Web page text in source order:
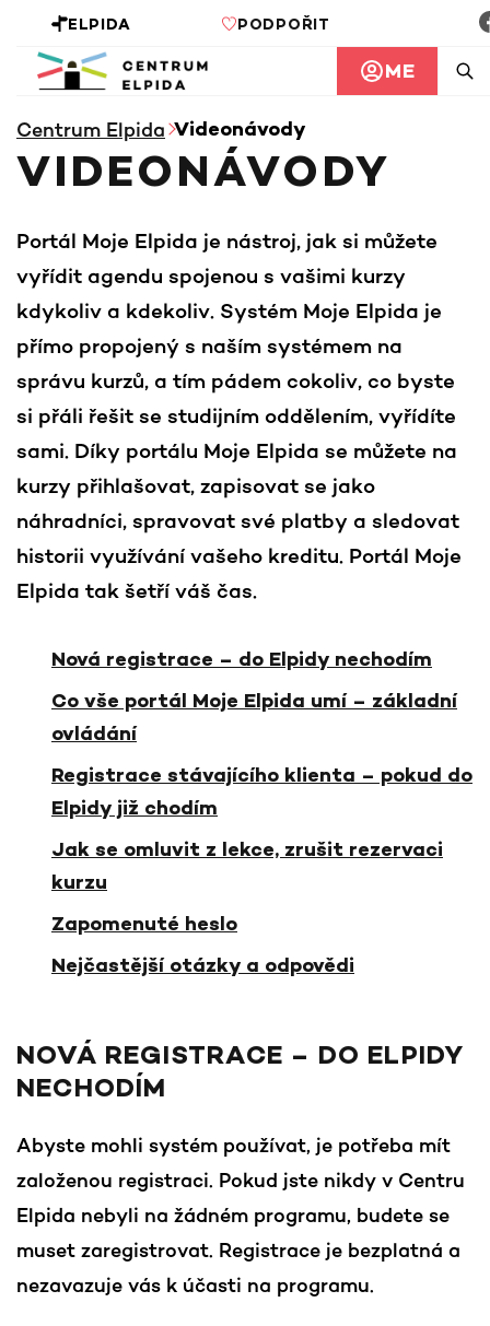
ELPIDA PODPOŘIT
ME
Centrum Elpida Videonávody
VIDEONÁVODY
Portál Moje Elpida je nástroj, jak si můžete
vyřídit agendu spojenou s vašimi kurzy
kdykoliv a kdekoliv. Systém Moje Elpida je
přímo propojený s naším systémem na
správu kurzů, a tím pádem cokoliv, co byste
si přáli řešit se studijním oddělením, vyřídíte
sami. Díky portálu Moje Elpida se můžete na
kurzy přihlašovat, zapisovat se jako
náhradníci, spravovat své platby a sledovat
historii využívání vašeho kreditu. Portál Moje
Elpida tak šetří váš čas.
Nová registrace – do Elpidy nechodím
Co vše portál Moje Elpida umí – základní
ovládání
Registrace stávajícího klienta – pokud do
Elpidy již chodím
Jak se omluvit z lekce, zrušit rezervaci
kurzu
Zapomenuté heslo
Nejčastější otázky a odpovědi
NOVÁ REGISTRACE – DO ELPIDY
NECHODÍM
Abyste mohli systém používat, je potřeba mít
založenou registraci. Pokud jste nikdy v Centru
Elpida nebyli na žádném programu, budete se
muset zaregistrovat. Registrace je bezplatná a
nezavazuje vás k účasti na programu.